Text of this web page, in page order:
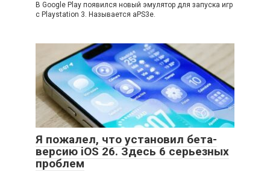
В Google Play появился новый эмулятор для запуска игр
с Playstation 3. Называется aPS3e.
Я пожалел, что установил бета-
версию iOS 26. Здесь 6 серьезных
проблем